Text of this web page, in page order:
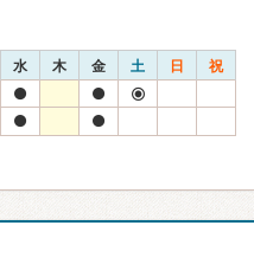
水 木 金 土 日 祝